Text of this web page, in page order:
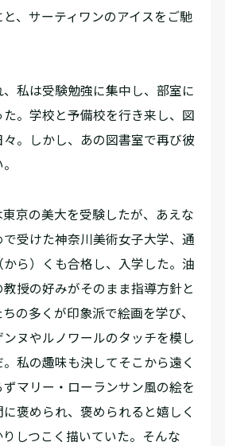
、サーティワンのアイスをご馳
私は受験勉強に集中し、部室に
。学校と予備校を行き来し、図
。しかし、あの図書室で再び彼
京の美大を受験したが、あえな
で受けた神奈川美術女子大学、通
ら）くも合格し、入学した。油
授の好みがそのまま指導方針と
の多くが印象派で絵画を学び、
ヌやルノワールのタッチを模し
私の趣味も決してそこから遠く
マリー・ローランサン風の絵を
褒められ、褒められると嬉しく
しつこく描いていた。そんな